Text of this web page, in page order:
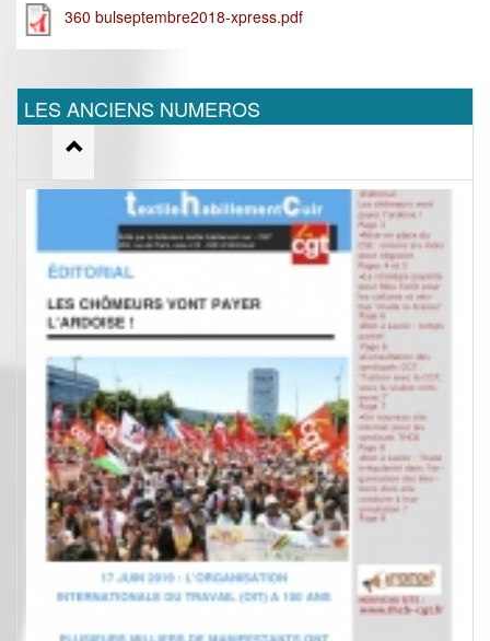
360 bulseptembre2018-xpress.pdf
LES ANCIENS NUMEROS